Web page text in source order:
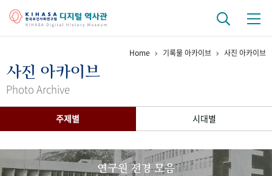
걸어온 길 기관 변천사
간행물 변천사
Home 기록물 아카이브 사진 아카이브
사진 아카이브
Photo Archive
주제별 시대별
연구원 전경 모음